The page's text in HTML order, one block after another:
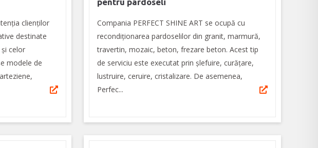
clienților
destinate
celor
modele de
Compania PERFECT SHINE ART se ocupă cu
recondiționarea pardoselilor din granit, marmură,
travertin, mozaic, beton, frezare beton. Acest tip
de serviciu este executat prin șlefuire, curățare,
lustruire, ceruire, cristalizare. De asemenea,
Perfec...